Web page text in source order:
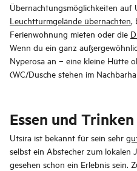
Übernachtungsmöglichkeiten auf
Leuchtturmgelände übernachten,
Ferienwohnung mieten oder die
Wenn du ein ganz
Nyperosa an – eine kleine Hütte
(WC/Dusche stehen im
Essen und
Utsira ist bekannt für sein sehr
selbst ein Abstecher zum lokalen
gesehen schon ein Erlebnis sein.